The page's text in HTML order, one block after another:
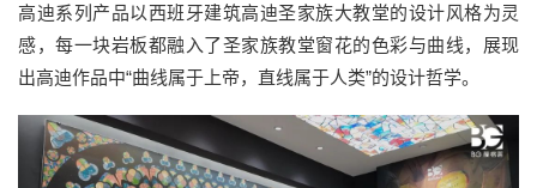
高迪系列产品以西班牙建筑高迪圣家族大教堂的设计风格为灵
感，每一块岩板都融入了圣家族教堂窗花的色彩与曲线，展现
出高迪作品中“曲线属于上帝，直线属于人类”的设计哲学。